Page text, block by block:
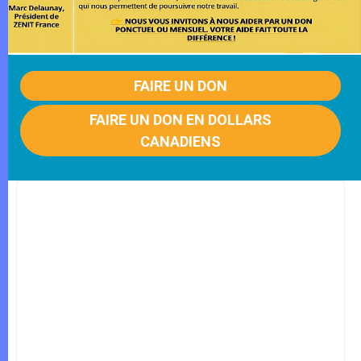
FAIRE UN DON
FAIRE UN DON EN DOLLARS
CANADIENS